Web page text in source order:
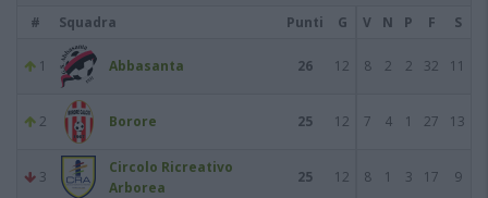
#
Squadra Punti G V N P F S
1 Abbasanta 26 12 8 2 2 32 11
2 Borore 25 12 7 4 1 27 13
3
Circolo Ricreativo
Arborea
25 12 8 1 3 17 9